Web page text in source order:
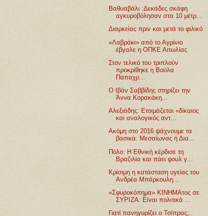
Βαθυαβάλι :Δεκάδες σκάφη
αγκυροβόλησαν στα 10 μέτρ...
Διαρκείας πριν και μετά το φιλικό
«Λαβράκι» από το Αγρίνιο
έβγαλε η ΟΠΚΕ Αιτωλίας
Στον τελικό του τριπλούν
προκρίθηκε η Βούλα
Παπαχρ...
Ο Ιβάν Σαββίδης στηρίζει την
Άννα Κορακάκη...
Αλεξιάδης: Ετοιμάζεται «δίκαιος
και αναλογικός αντ...
Aκόμη στο 2016 ψάχνουμε τα
βασικά: Μεσαίωνας ή Δια...
Πόλο: Η Εθνική κέρδισε τη
Βραζιλία και πάει φουλ γ...
Κρίσιμη η κατάσταση υγείας του
Ανδρέα Μπάρκουλη…
«Σφυροκόπημα» ΚΙΝΗΜΑτος σε
ΣΥΡΙΖΑ: Eίναι πολιτικά ...
Γιατί πανηγυρίζει ο Τσίπρας;..